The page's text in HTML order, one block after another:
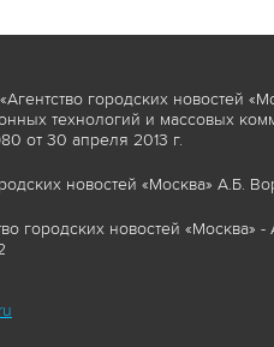
городских новостей
технологий и массовых
от 30 апреля 2013 г.
новостей «Москва» А.Б.
городских новостей «Москва»